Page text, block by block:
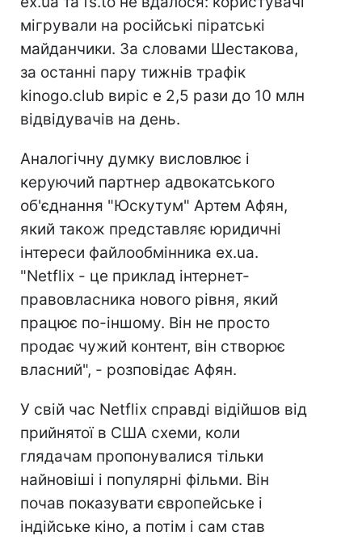
мігрували на російські піратські
майданчики. За словами Шестакова,
за останні пару тижнів трафік
kinogo.club виріс e 2,5 рази до 10 млн
відвідувачів на день.
Аналогічну думку висловлює і
керуючий партнер адвокатського
об'єднання "Юскутум" Артем Афян,
який також представляє юридичні
інтереси файлообмінника ex.ua.
"Netflix - це приклад інтернет-
правовласника нового рівня, який
працює по-іншому. Він не просто
продає чужий контент, він створює
власний", - розповідає Афян.
У свій час Netflix справді відійшов від
прийнятої в США схеми, коли
глядачам пропонувалися тільки
найновіші і популярні фільми. Він
почав показувати європейське і
індійське кіно, а потім і сам став